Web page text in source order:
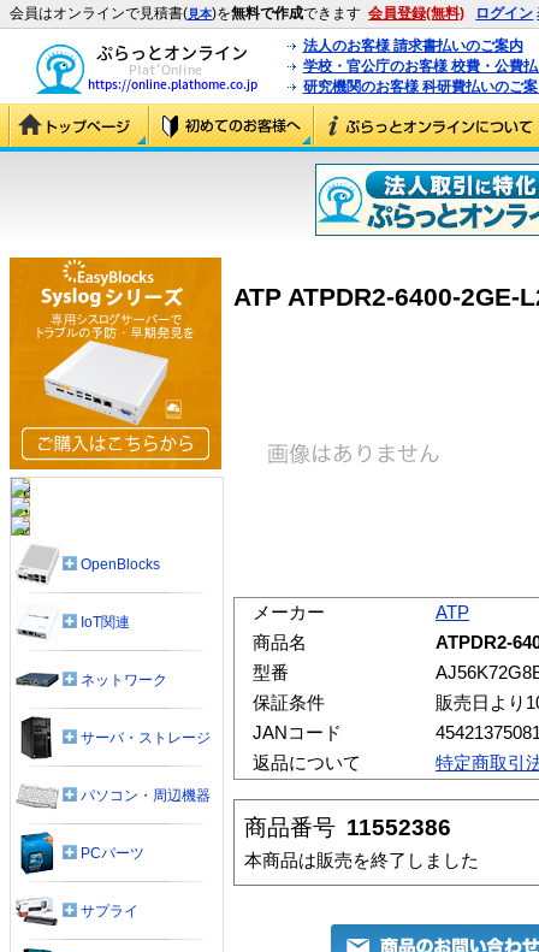
会員はオンラインで見積書(見本)を無料で作成できます 会員登録(無料) ログイン
法人のお客様 請求書払いのご案内
学校・官公庁のお客様 校費・公費
研究機関のお客様 科研費払いのご
ATP ATPDR2-6400-2GE-
メーカー
ATP
商品名
ATPDR2-
型番
保証条件
販売日より
JANコード
返品について
特定商取引
商品番号 11552386
本商品は販売を終了しました
OpenBlocks
IoT関連
ネットワーク
サーバ・ストレージ
パソコン・周辺機器
PCパーツ
サプライ